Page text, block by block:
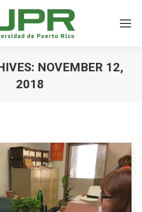
NOVEMBER 12,
2018